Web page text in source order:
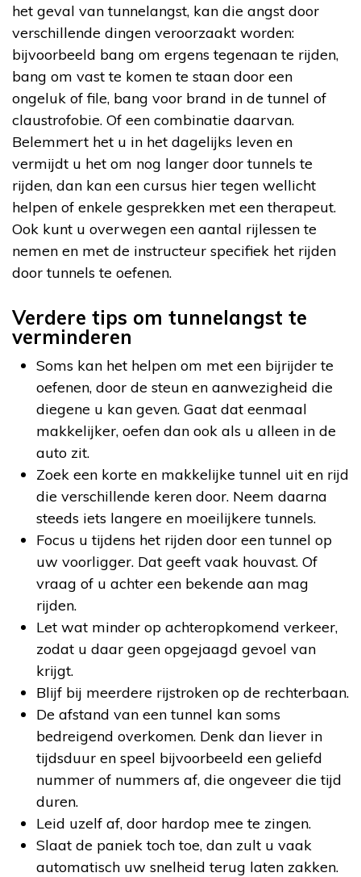
het geval van tunnelangst, kan die angst door
verschillende dingen veroorzaakt worden:
bijvoorbeeld bang om ergens tegenaan te rijden,
bang om vast te komen te staan door een
ongeluk of file, bang voor brand in de tunnel of
claustrofobie. Of een combinatie daarvan.
Belemmert het u in het dagelijks leven en
vermijdt u het om nog langer door tunnels te
rijden, dan kan een cursus hier tegen wellicht
helpen of enkele gesprekken met een therapeut.
Ook kunt u overwegen een aantal rijlessen te
nemen en met de instructeur specifiek het rijden
door tunnels te oefenen.
Verdere tips om tunnelangst te
verminderen
Soms kan het helpen om met een bijrijder te
oefenen, door de steun en aanwezigheid die
diegene u kan geven. Gaat dat eenmaal
makkelijker, oefen dan ook als u alleen in de
auto zit.
Zoek een korte en makkelijke tunnel uit en rijd
die verschillende keren door. Neem daarna
steeds iets langere en moeilijkere tunnels.
Focus u tijdens het rijden door een tunnel op
uw voorligger. Dat geeft vaak houvast. Of
vraag of u achter een bekende aan mag
rijden.
Let wat minder op achteropkomend verkeer,
zodat u daar geen opgejaagd gevoel van
krijgt.
Blijf bij meerdere rijstroken op de rechterbaan.
De afstand van een tunnel kan soms
bedreigend overkomen. Denk dan liever in
tijdsduur en speel bijvoorbeeld een geliefd
nummer of nummers af, die ongeveer die tijd
duren.
Leid uzelf af, door hardop mee te zingen.
Slaat de paniek toch toe, dan zult u vaak
automatisch uw snelheid terug laten zakken.